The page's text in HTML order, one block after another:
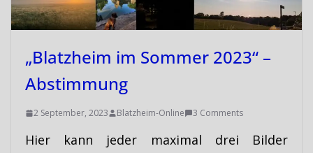
„Blatzheim im Sommer 2023“ –
Abstimmung
2 September, 2023 Blatzheim-Online 3 Comments
Hier kann jeder maximal drei Bilder